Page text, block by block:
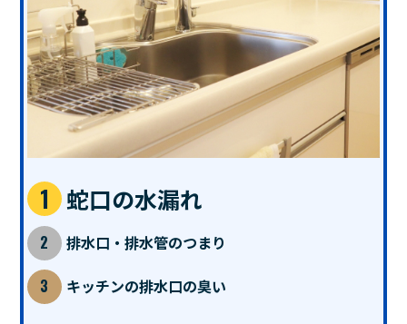
蛇口の水漏れ
排水口・排水管のつまり
キッチンの排水口の臭い